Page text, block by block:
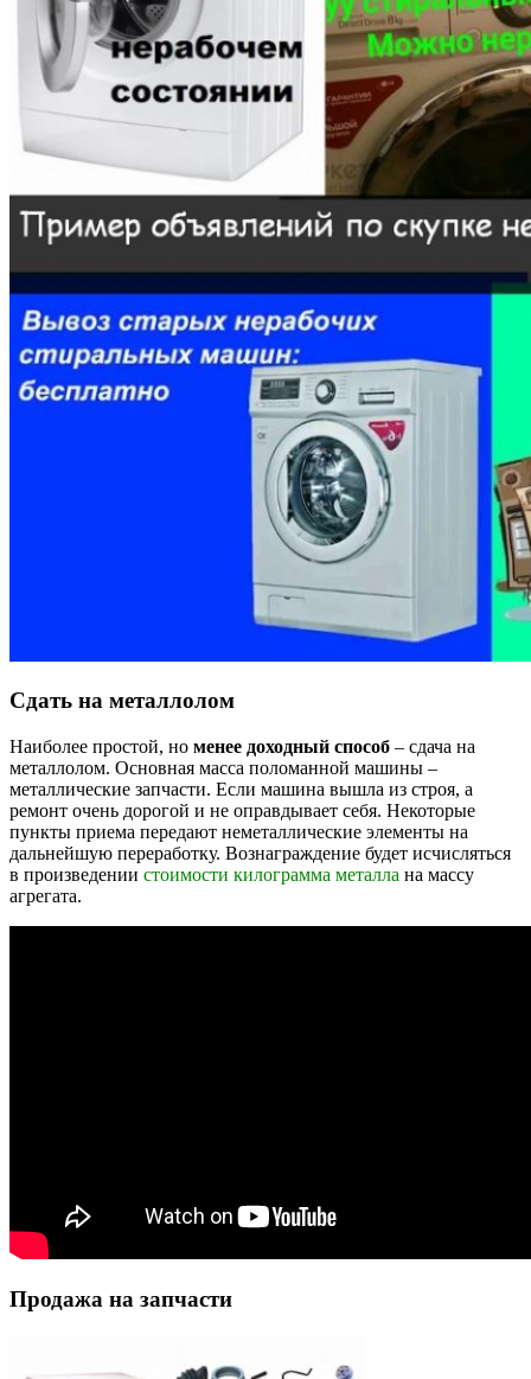
Сдать на металлолом
Наиболее простой, но менее доходный способ – сдача на
металлолом. Основная масса поломанной машины –
металлические запчасти. Если машина вышла из строя, а
ремонт очень дорогой и не оправдывает себя. Некоторые
пункты приема передают неметаллические элементы на
дальнейшую переработку. Вознаграждение будет исчисляться
в произведении стоимости килограмма металла на массу
агрегата.
Продажа на запчасти